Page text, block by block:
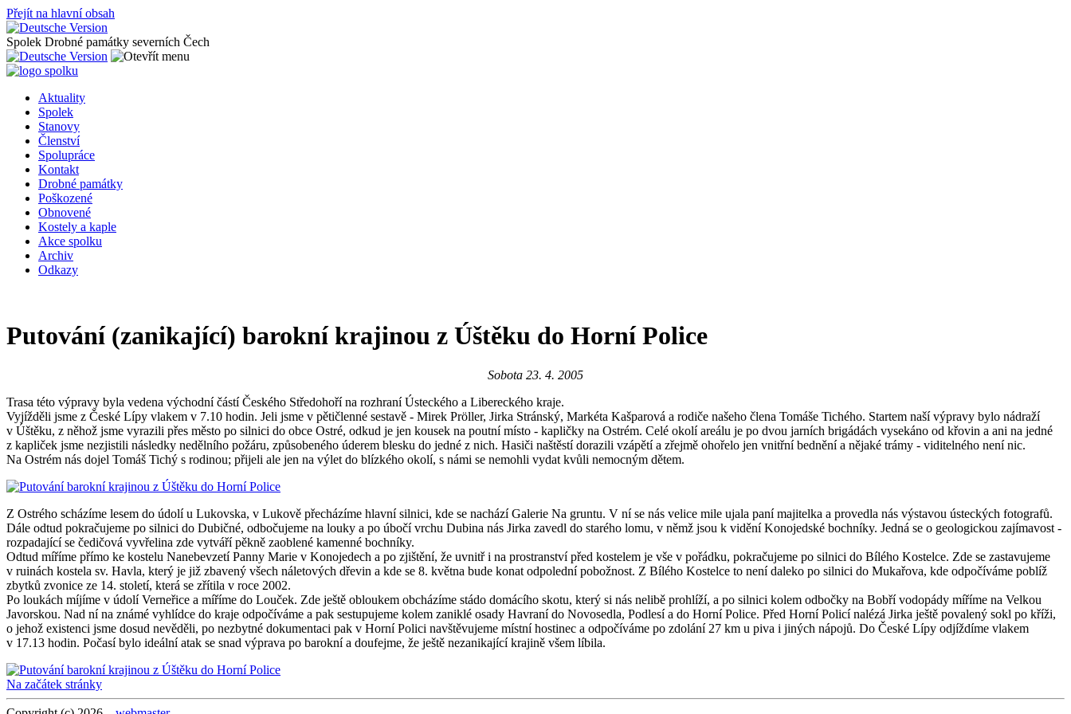
Přejít na hlavní obsah
Spolek Drobné památky severních Čech
Aktuality
Spolek
Stanovy
Členství
Spolupráce
Kontakt
Drobné památky
Poškozené
Obnovené
Kostely a kaple
Akce spolku
Archiv
Odkazy
Putování (zanikající) barokní krajinou z Úštěku do Horní Police
Sobota 23. 4. 2005
Trasa této výpravy byla vedena východní částí Českého Středohoří na rozhraní Ústeckého a Libereckého kraje.
Vyjížděli jsme z České Lípy vlakem v 7.10 hodin. Jeli jsme v pětičlenné sestavě - Mirek Pröller, Jirka Stránský, Markéta Kašparová a rodiče našeho člena Tomáše Tichého. Startem naší výpravy bylo nádraží
v Úštěku, z něhož jsme vyrazili přes město po silnici do obce Ostré, odkud je jen kousek na poutní místo - kapličky na Ostrém. Celé okolí areálu je po dvou jarních brigádách vysekáno od křovin a ani na jedné
z kapliček jsme nezjistili následky nedělního požáru, způsobeného úderem blesku do jedné z nich. Hasiči naštěstí dorazili vzápětí a zřejmě ohořelo jen vnitřní bednění a nějaké trámy - viditelného není nic.
Na Ostrém nás dojel Tomáš Tichý s rodinou; přijeli ale jen na výlet do blízkého okolí, s námi se nemohli vydat kvůli nemocným dětem.
Z Ostrého scházíme lesem do údolí u Lukovska, v Lukově přecházíme hlavní silnici, kde se nachází Galerie Na gruntu. V ní se nás velice mile ujala paní majitelka a provedla nás výstavou ústeckých fotografů.
Dále odtud pokračujeme po silnici do Dubičné, odbočujeme na louky a po úbočí vrchu Dubina nás Jirka zavedl do starého lomu, v němž jsou k vidění Konojedské bochníky. Jedná se o geologickou zajímavost -
rozpadající se čedičová vyvřelina zde vytváří pěkně zaoblené kamenné bochníky.
Odtud míříme přímo ke kostelu Nanebevzetí Panny Marie v Konojedech a po zjištění, že uvnitř i na prostranství před kostelem je vše v pořádku, pokračujeme po silnici do Bílého Kostelce. Zde se zastavujeme
v ruinách kostela sv. Havla, který je již zbavený všech náletových dřevin a kde se 8. května bude konat odpolední pobožnost. Z Bílého Kostelce to není daleko po silnici do Mukařova, kde odpočíváme poblíž
zbytků zvonice ze 14. století, která se zřítila v roce 2002.
Po loukách míjíme v údolí Verneřice a míříme do Louček. Zde ještě obloukem obcházíme stádo domácího skotu, který si nás nelibě prohlíží, a po silnici kolem odbočky na Bobří vodopády míříme na Velkou
Javorskou. Nad ní na známé vyhlídce do kraje odpočíváme a pak sestupujeme kolem zaniklé osady Havraní do Novosedla, Podlesí a do Horní Police. Před Horní Policí nalézá Jirka ještě povalený sokl po kříži,
o jehož existenci jsme dosud nevěděli, po nezbytné dokumentaci pak v Horní Polici navštěvujeme místní hostinec a odpočíváme po zdolání 27 km u piva i jiných nápojů. Do České Lípy odjíždíme vlakem
v 17.13 hodin. Počasí bylo ideální atak se snad výprava po barokní a doufejme, že ještě nezanikající krajině všem líbila.
Na začátek stránky